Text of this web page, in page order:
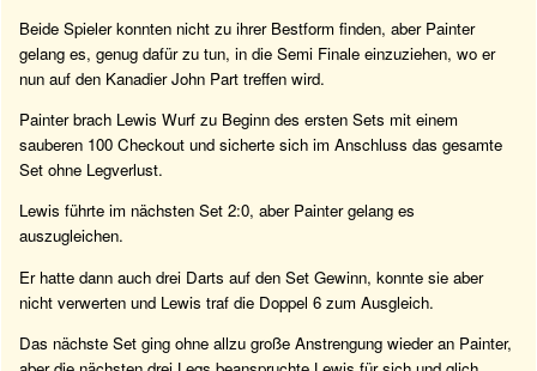
Beide Spieler konnten nicht zu ihrer Bestform finden, aber Painter
gelang es, genug dafür zu tun, in die Semi Finale einzuziehen, wo er
nun auf den Kanadier John Part treffen wird.
Painter brach Lewis Wurf zu Beginn des ersten Sets mit einem
sauberen 100 Checkout und sicherte sich im Anschluss das gesamte
Set ohne Legverlust.
Lewis führte im nächsten Set 2:0, aber Painter gelang es
auszugleichen.
Er hatte dann auch drei Darts auf den Set Gewinn, konnte sie aber
nicht verwerten und Lewis traf die Doppel 6 zum Ausgleich.
Das nächste Set ging ohne allzu große Anstrengung wieder an Painter,